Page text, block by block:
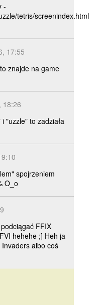
-
tetris/screenindex.html
17:55
znajde na game
18:26
"uzzle" to zadziała
spojrzeniem
O_o
FFIX
hehehe ;] Heh ja
albo coś